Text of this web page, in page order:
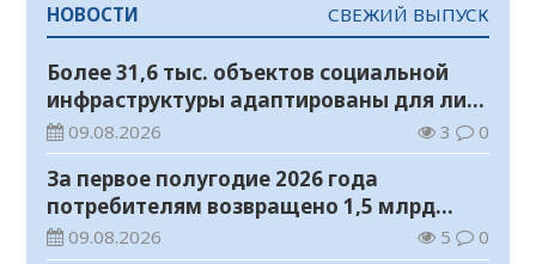
НОВОСТИ СВЕЖИЙ ВЫПУСК
Более 31,6 тыс. объектов социальной
инфраструктуры адаптированы для лиц
с инвалидностью
09.08.2026 3 0
За первое полугодие 2026 года
потребителям возвращено 1,5 млрд
тенге
09.08.2026 5 0